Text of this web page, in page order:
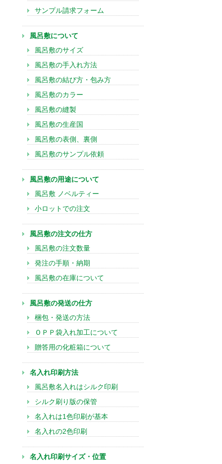
サンプル請求フォーム
風呂敷について
風呂敷のサイズ
風呂敷の手入れ方法
風呂敷の結び方・包み方
風呂敷のカラー
風呂敷の縫製
風呂敷の生産国
風呂敷の表側、裏側
風呂敷のサンプル依頼
風呂敷の用途について
風呂敷 ノベルティー
小ロットでの注文
風呂敷の注文の仕方
風呂敷の注文数量
発注の手順・納期
風呂敷の在庫について
風呂敷の発送の仕方
梱包・発送の方法
ＯＰＰ袋入れ加工について
贈答用の化粧箱について
名入れ印刷方法
風呂敷名入れはシルク印刷
シルク刷り版の保管
名入れは1色印刷が基本
名入れの2色印刷
名入れ印刷サイズ・位置